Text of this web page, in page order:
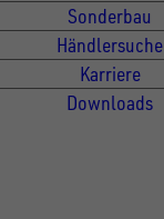
Sonderbau
Händlersuche
Karriere
Downloads